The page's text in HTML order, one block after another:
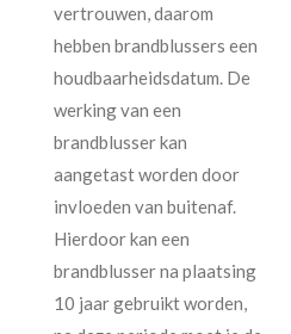
vertrouwen, daarom
hebben brandblussers een
houdbaarheidsdatum. De
werking van een
brandblusser kan
aangetast worden door
invloeden van buitenaf.
Hierdoor kan een
brandblusser na plaatsing
10 jaar gebruikt worden,